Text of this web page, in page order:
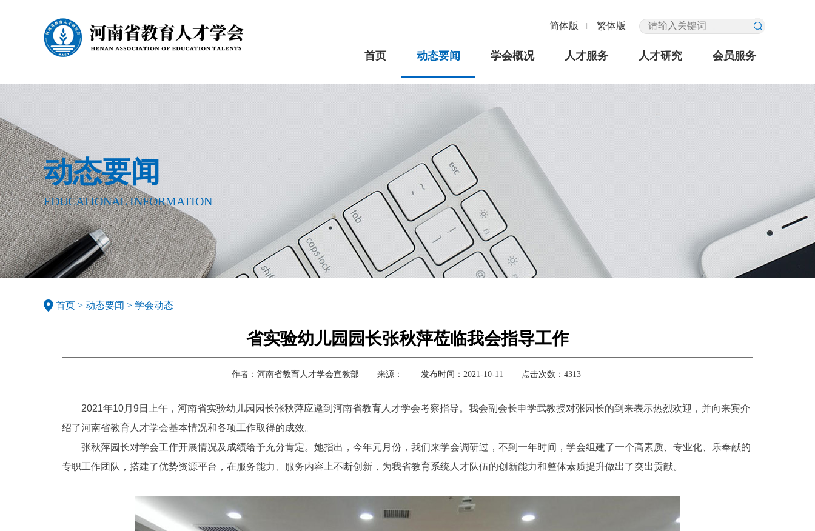
简体版 繁体版
首页 动态要闻 学会概况 人才服务 人才研究 会员服务
动态要闻
EDUCATIONAL INFORMATION
首页 > 动态要闻 > 学会动态
省实验幼儿园园长张秋萍莅临我会指导工作
作者：河南省教育人才学会宣教部 来源： 发布时间：2021-10-11 点击次数： 4313
2021年10月9日上午，河南省实验幼儿园园长张秋萍应邀到河南省教育人才学会考察指导。我会副会长申学武教授对张园长的到来表示热烈欢迎，并向来宾介
绍了河南省教育人才学会基本情况和各项工作取得的成效。
张秋萍园长对学会工作开展情况及成绩给予充分肯定。她指出，今年元月份，我们来学会调研过，不到一年时间，学会组建了一个高素质、专业化、乐奉献的
专职工作团队，搭建了优势资源平台，在服务能力、服务内容上不断创新，为我省教育系统人才队伍的创新能力和整体素质提升做出了突出贡献。